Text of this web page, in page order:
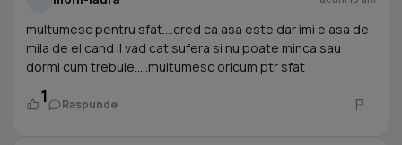
multumesc pentru sfat....cred ca asa este dar imi e asa de
mila de el cand il vad cat sufera si nu poate minca sau
dormi cum trebuie.....multumesc oricum ptr sfat
1 Raspunde